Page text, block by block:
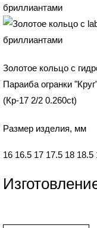
Золотое кольцо с
Параиба огранки
(Кр-17 2/2 0.260ct)
Размер изделия, мм
16 16.5 17 17.5 18 18.5